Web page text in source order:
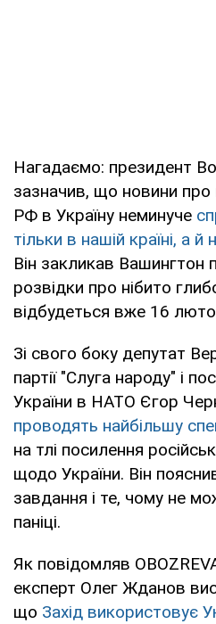
Нагадаємо: президент
зазначив, що новини про
РФ в Україну неминуче
тільки в нашій країні, а
Він закликав Вашингтон
розвідки про нібито
відбудеться вже 16
Зі свого боку депутат
партії "Слуга народу" і
України в НАТО Єгор
проводять найбільшу
на тлі посилення
щодо України. Він
завдання і те, чому не
паніці.
Як повідомляв
експерт Олег Жданов
що Захід використовує